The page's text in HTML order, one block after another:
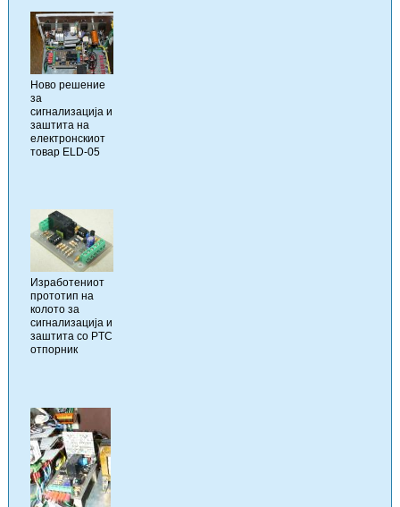
Ново решение
за
сигнализација и
заштита на
електронскиот
товар ELD-05
Изработениот
прототип на
колото за
сигнализација и
заштита со PTC
отпорник